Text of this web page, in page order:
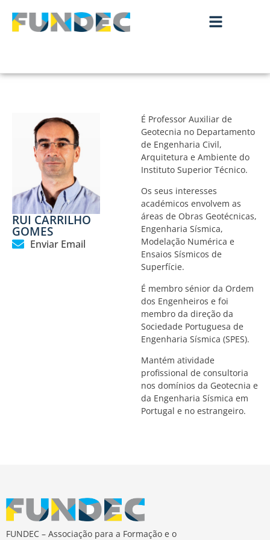
RUI CARRILHO
GOMES
Enviar Email
É Professor Auxiliar de
Geotecnia no Departamento
de Engenharia Civil,
Arquitetura e Ambiente do
Instituto Superior Técnico.
Os seus interesses
académicos envolvem as
áreas de Obras Geotécnicas,
Engenharia Sísmica,
Modelação Numérica e
Ensaios Sísmicos de
Superfície.
É membro sénior da Ordem
dos Engenheiros e foi
membro da direção da
Sociedade Portuguesa de
Engenharia Sísmica (SPES).
Mantém atividade
profissional de consultoria
nos domínios da Geotecnia e
da Engenharia Sísmica em
Portugal e no estrangeiro.
FUNDEC – Associação para a Formação e o